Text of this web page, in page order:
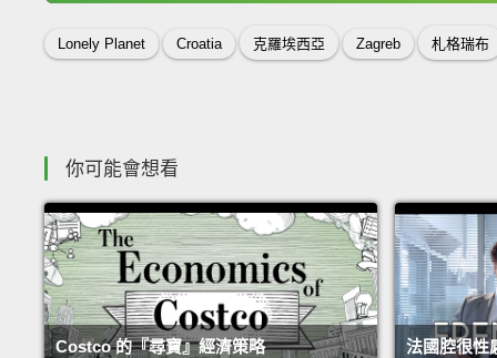
Lonely Planet Croatia 克羅埃西亞 Zagreb 札格瑞布
你可能會想看
Costco 的『尋寶』經濟策略 法國腔很